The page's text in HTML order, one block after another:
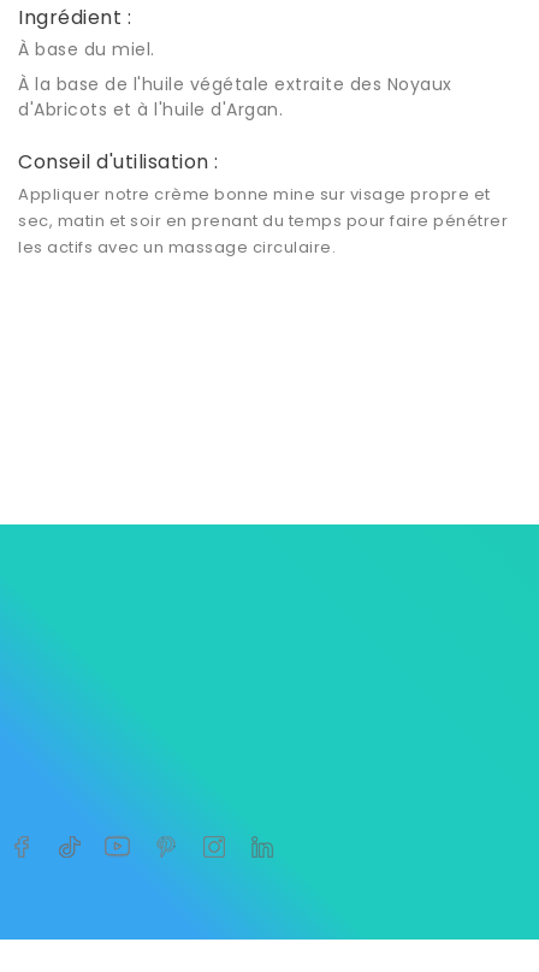
Ingrédient :
À base du miel.
À la base de l'huile végétale extraite des Noyaux
d'Abricots et à l'huile d'Argan.
Conseil d'utilisation :
Appliquer notre crème bonne mine sur visage propre et
sec, matin et soir en prenant du temps pour faire pénétrer
les actifs avec un massage circulaire.